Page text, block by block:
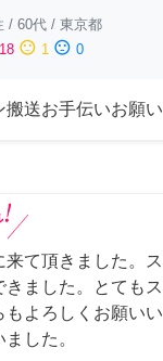
/ 60代 / 東京都
18 sentiment_neutral 1 sentiment_dissatisfied 0
送お手伝いお願い
来て頂きました。
きました。とても
もよろしくお願い
した。